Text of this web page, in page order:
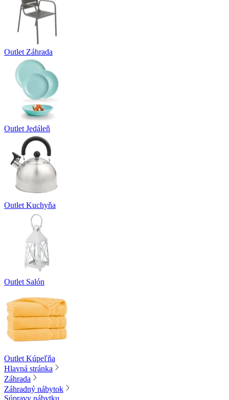
Outlet Záhrada
Outlet Jedáleň
Outlet Kuchyňa
Outlet Salón
Outlet Kúpeľňa
Hlavná stránka
Záhrada
Záhradný nábytok